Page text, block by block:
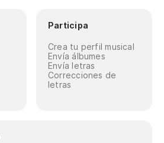
Participa
Crea tu perfil musical
Envía álbumes
Envía letras
Correcciones de
letras